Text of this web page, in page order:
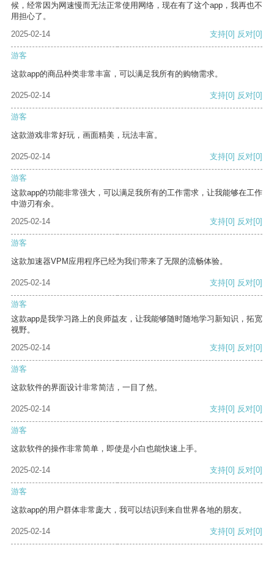
候，经常因为网速慢而无法正常使用网络，现在有了这个app，我再也不
用担心了。
2025-02-14
支持[0] 反对[0]
游客
这款app的商品种类非常丰富，可以满足我所有的购物需求。
2025-02-14 支持[0] 反对[0]
游客
这款游戏非常好玩，画面精美，玩法丰富。
2025-02-14 支持[0] 反对[0]
游客
这款app的功能非常强大，可以满足我所有的工作需求，让我能够在工作
中游刃有余。
2025-02-14
支持[0] 反对[0]
游客
这款加速器VPM应用程序已经为我们带来了无限的流畅体验。
2025-02-14 支持[0] 反对[0]
游客
这款app是我学习路上的良师益友，让我能够随时随地学习新知识，拓宽
视野。
2025-02-14
支持[0] 反对[0]
游客
这款软件的界面设计非常简洁，一目了然。
2025-02-14 支持[0] 反对[0]
游客
这款软件的操作非常简单，即使是小白也能快速上手。
2025-02-14 支持[0] 反对[0]
游客
这款app的用户群体非常庞大，我可以结识到来自世界各地的朋友。
2025-02-14 支持[0] 反对[0]